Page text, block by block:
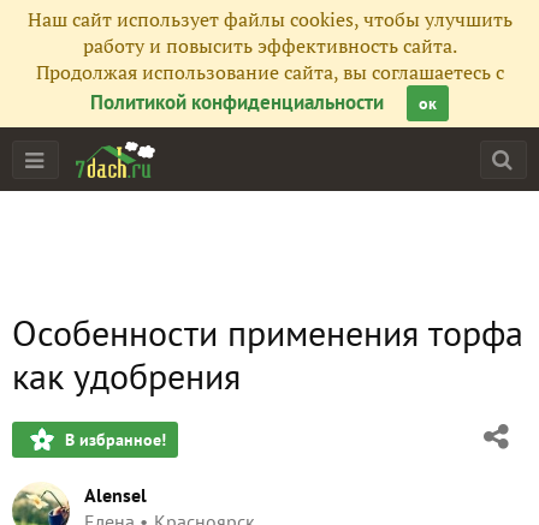
Наш сайт использует файлы cookies, чтобы улучшить
работу и повысить эффективность сайта.
Продолжая использование сайта, вы соглашаетесь с
Политикой конфиденциальности
ок
Особенности применения торфа
как удобрения
В избранное!
Alensel